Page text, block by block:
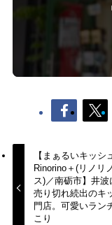
【まぁるいキッシ
Rinorino＋(リノリ
ス)／南砺市】井波
売り切れ続出のキ
門店。可愛いラン
こり